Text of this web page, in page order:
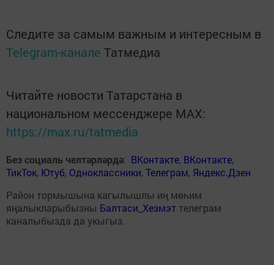
Следите за самым важным и интересным в
Telegram-канале Татмедиа
Читайте новости Татарстана в
национальном мессенджере MАХ:
https://max.ru/tatmedia
Без социаль челтәрләрдә: ВКонтакте, ВКонтакте,
ТикТок, Ютуб, Одноклассники,Телеграм, Яндекс.Дзен
Район тормышына кагылышлы иң мөһим
яңалыкларыбызны Балтаси_Хезмэт телеграм
каналыбызда да укыгыз.